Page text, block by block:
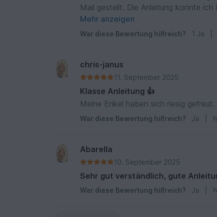
Mail gestellt. Die Anleitung konnte ich bisher gut verfolgen. Jedoch bei den Beinen komme ich mit
der Erklärung nicht klar. Ich bitte
Enkel hat bald Geburtstag und bis
habe ich immer noch keinerlei
Jahren, Amigurumi s und habe
ausgehen, dass ich ein Laie bin und
Zwischenzeitlich habe ich mir eine
Mehr anzeigen
War diese Bewertung hilfreich? 1 Ja
chris-janus
11. September 2025
Klasse Anleitung 👍
Meine Enkel haben sich riesig
War diese Bewertung hilfreich? Ja
Abarella
10. September 2025
Sehr gut verständlich, gute
War diese Bewertung hilfreich? Ja